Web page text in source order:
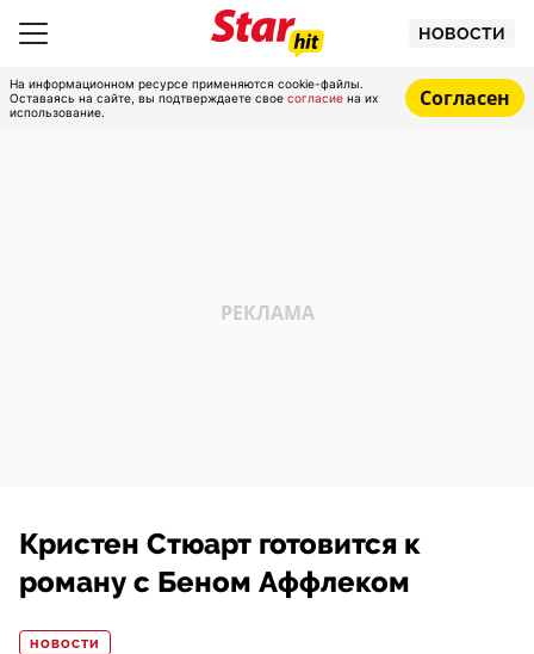
НОВОСТИ
На информационном ресурсе применяются cookie-файлы.
Оставаясь на сайте, вы подтверждаете свое согласие на их
использование.
Согласен
Кристен Стюарт готовится к
роману с Беном Аффлеком
НОВОСТИ